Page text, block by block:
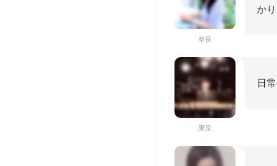
奈良
かり
東京
日